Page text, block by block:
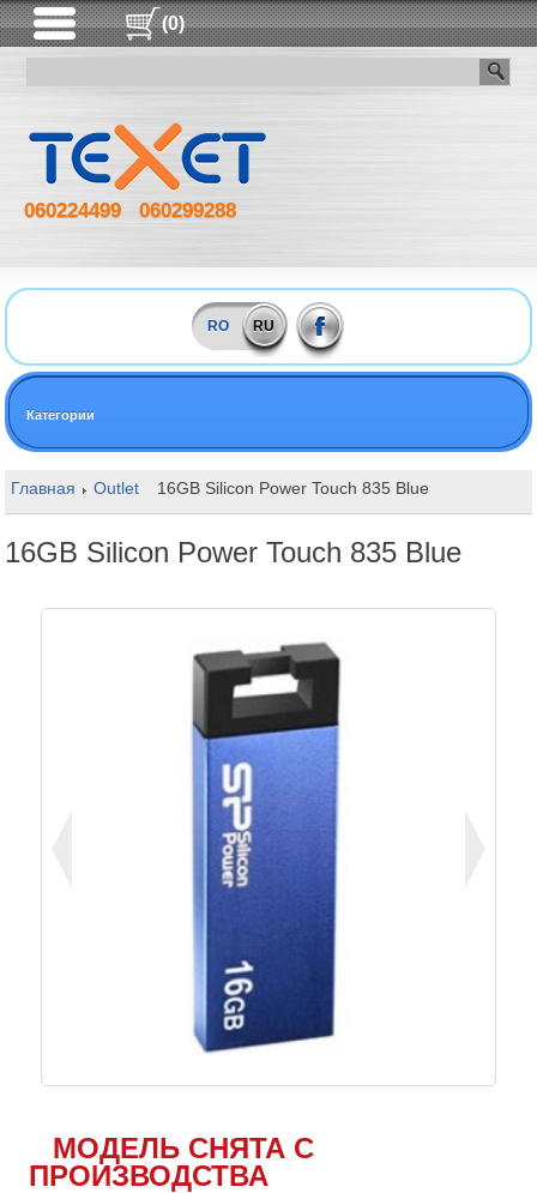
(0)
060224499 060299288
RO RU
Категории
Главная Outlet 16GB Silicon Power Touch 835 Blue
16GB Silicon Power Touch 835 Blue
МОДЕЛЬ СНЯТА С
ПРОИЗВОДСТВА